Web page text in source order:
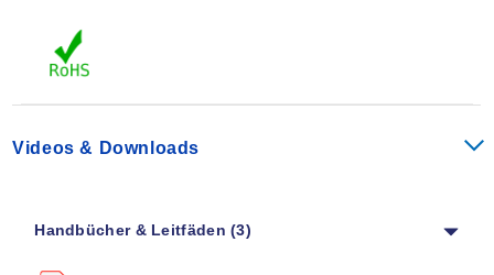
Videos & Downloads
Handbücher & Leitfäden (3)